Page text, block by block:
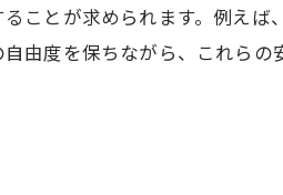
ことが求められます。例えば
由度を保ちながら、これらの